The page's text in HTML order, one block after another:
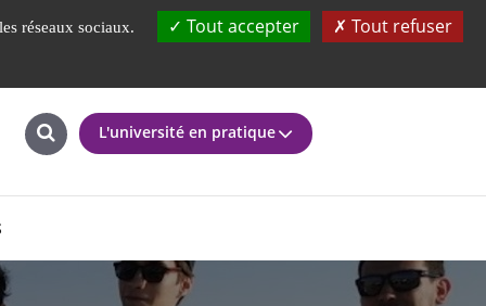
Fondation L'IAE à 360°
L'université en pratique
réseaux sociaux. Tout accepter Tout refuser